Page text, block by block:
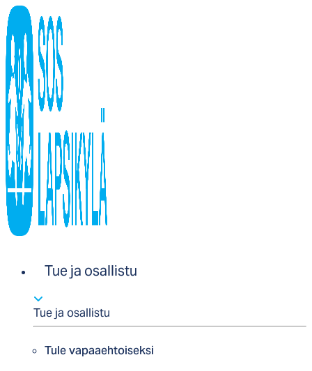
Tue ja osallistu
Tue ja osallistu
Tule vapaaehtoiseksi